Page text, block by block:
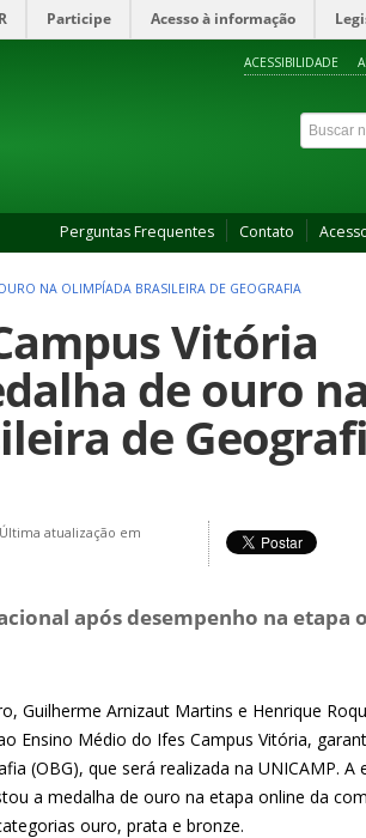
Participe Acesso à informação
ACESSIBILIDADE
Perguntas Frequentes Contato
NA OLIMPÍADA BRASILEIRA DE GEOGRAFIA
Vitória
de ouro na
de
Última atualização em
após desempenho na etapa
Guilherme Arnizaut Martins e Henrique
Ensino Médio do Ifes Campus Vitória,
(OBG), que será realizada na UNICAMP.
a medalha de ouro na etapa online da
ouro, prata e bronze.